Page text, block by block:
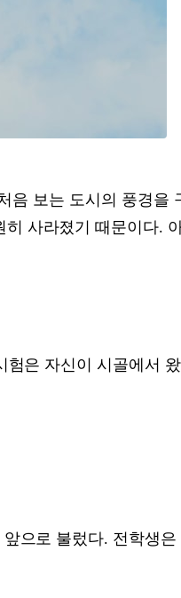
음 보는 도시의 풍경을
사라졌기 때문이다.
은 자신이 시골에서
으로 불렀다. 전학생